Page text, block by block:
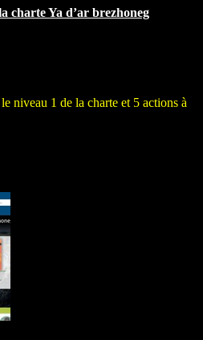
charte Ya d’ar brezhoneg
niveau 1 de la charte et 5 actions à